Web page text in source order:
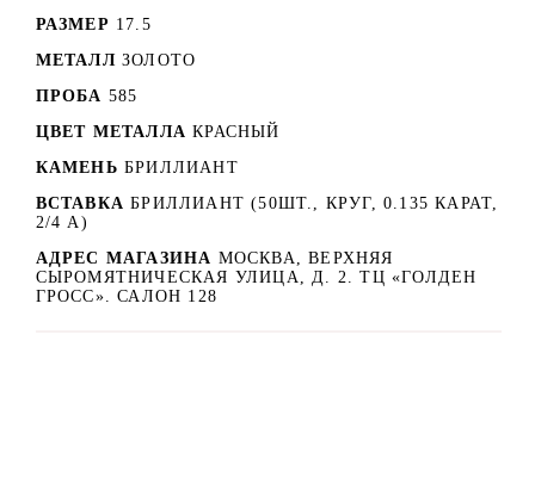
РАЗМЕР 17.5
МЕТАЛЛ ЗОЛОТО
ПРОБА 585
ЦВЕТ МЕТАЛЛА КРАСНЫЙ
КАМЕНЬ БРИЛЛИАНТ
ВСТАВКА БРИЛЛИАНТ (50ШТ., КРУГ, 0.135 КАРАТ,
2/4 А)
АДРЕС МАГАЗИНА МОСКВА, ВЕРХНЯЯ
СЫРОМЯТНИЧЕСКАЯ УЛИЦА, Д. 2. ТЦ «ГОЛДЕН
ГРОСС». САЛОН 128